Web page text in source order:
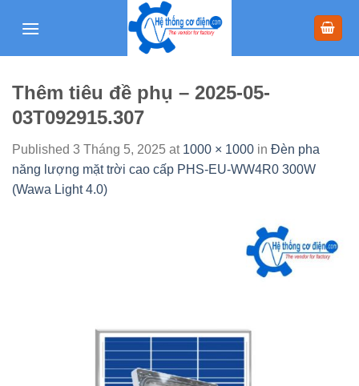
Thêm tiêu đề phụ – 2025-05-
03T092915.307
Published 3 Tháng 5, 2025 at 1000 × 1000 in Đèn pha
năng lượng mặt trời cao cấp PHS-EU-WW4R0 300W
(Wawa Light 4.0)